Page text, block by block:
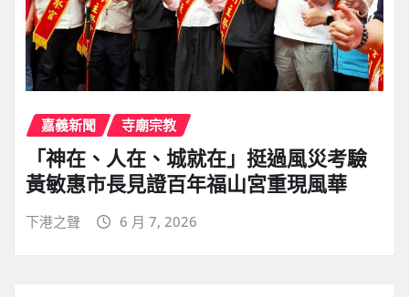
嘉義新聞 寺廟宗教
「神在、人在、城就在」挺過風災考驗
黃敏惠市長見證百年福山宮重現風華
下港之聲 6 月 7, 2026